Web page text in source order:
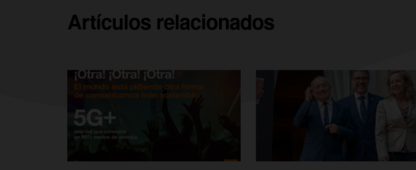
Artículos relacionados